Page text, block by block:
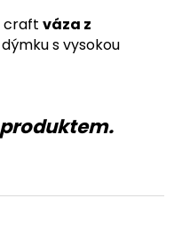
craft váza z
s vysokou